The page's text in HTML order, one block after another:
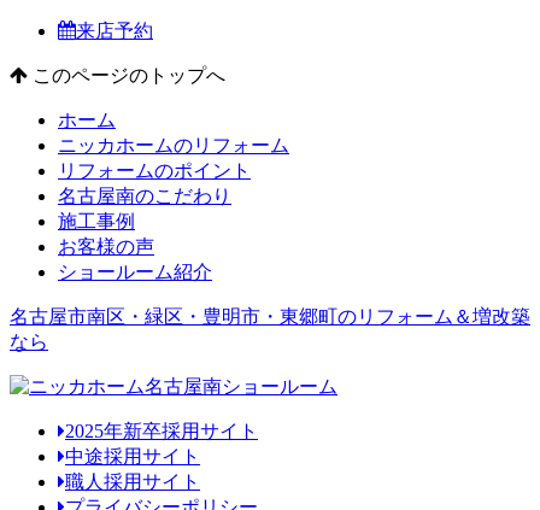
来店予約
このページのトップへ
ホーム
ニッカホームのリフォーム
リフォームのポイント
名古屋南のこだわり
施工事例
お客様の声
ショールーム紹介
名古屋市南区・緑区・豊明市・東郷町のリフォーム＆増改築
なら
2025年新卒採用サイト
中途採用サイト
職人採用サイト